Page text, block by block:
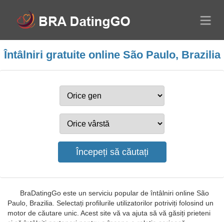
Întâlniri gratuite online São Paulo, Brazilia
BraDatingGo este un serviciu popular de întâlniri online São
Paulo, Brazilia. Selectați profilurile utilizatorilor potriviți folosind un
motor de căutare unic. Acest site vă va ajuta să vă găsiți prieteni